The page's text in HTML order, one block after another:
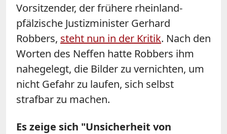
Vorsitzender, der frühere rheinland-
pfälzische Justizminister Gerhard
Robbers, steht nun in der Kritik. Nach den
Worten des Neffen hatte Robbers ihm
nahegelegt, die Bilder zu vernichten, um
nicht Gefahr zu laufen, sich selbst
strafbar zu machen.
Es zeige sich "Unsicherheit von